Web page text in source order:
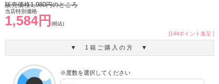
販売価格1,980円のところ
当店特別価格
1,584円 (税込)
[144ポイント進呈 ]
▼ 1箱ご購入の方 ▼
※度数を選択してください